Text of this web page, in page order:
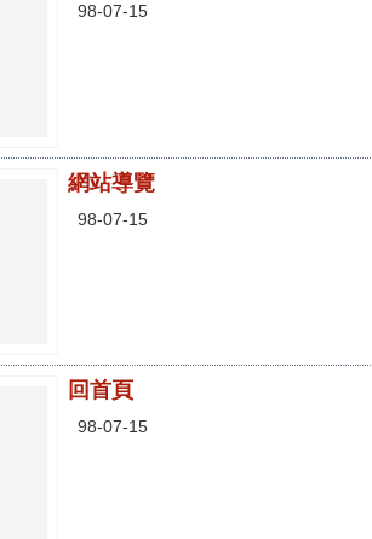
98-07-15
網站導覽
98-07-15
回首頁
98-07-15